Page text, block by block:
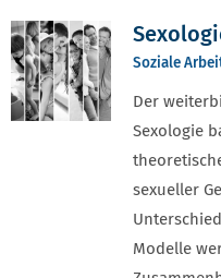
Soziale
Der
Sexologie
sexueller
Modelle